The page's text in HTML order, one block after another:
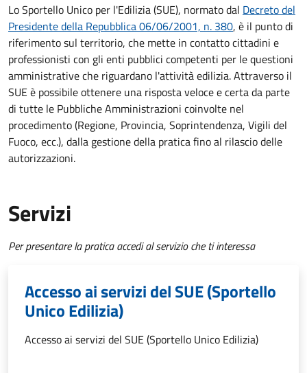
Lo Sportello Unico per l'Edilizia (SUE), normato dal Decreto del
Presidente della Repubblica 06/06/2001, n. 380, è il punto di
riferimento sul territorio, che mette in contatto cittadini e
professionisti con gli enti pubblici competenti per le questioni
amministrative che riguardano l'attività edilizia. Attraverso il
SUE è possibile ottenere una risposta veloce e certa da parte
di tutte le Pubbliche Amministrazioni coinvolte nel
procedimento (Regione, Provincia, Soprintendenza, Vigili del
Fuoco, ecc.), dalla gestione della pratica fino al rilascio delle
autorizzazioni.
Servizi
Per presentare la pratica accedi al servizio che ti interessa
Accesso ai servizi del SUE (Sportello
Unico Edilizia)
Accesso ai servizi del SUE (Sportello Unico Edilizia)